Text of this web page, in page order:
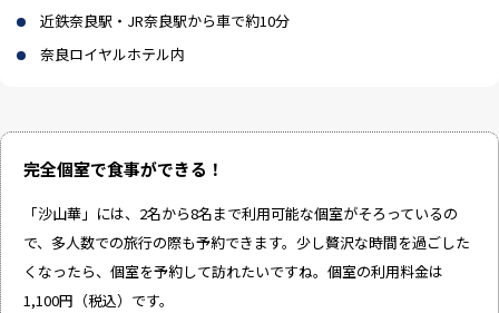
近鉄奈良駅・JR奈良駅から車で約10分
奈良ロイヤルホテル内
完全個室で食事ができる！
「沙山華」には、2名から8名まで利用可能な個室がそろっているの
で、多人数での旅行の際も予約できます。少し贅沢な時間を過ごした
くなったら、個室を予約して訪れたいですね。個室の利用料金は
1,100円（税込）です。